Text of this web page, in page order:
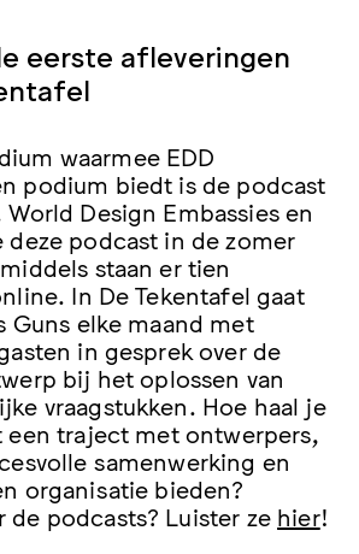
eerste afleveringen
waarmee EDD
podium biedt is de podcast
Design Embassies en
deze podcast in de zomer
staan er tien
In De Tekentafel gaat
Guns elke maand met
in gesprek over de
bij het oplossen van
vraagstukken. Hoe haal je
een traject met ontwerpers,
samenwerking en
organisatie bieden?
de podcasts? Luister ze hier!